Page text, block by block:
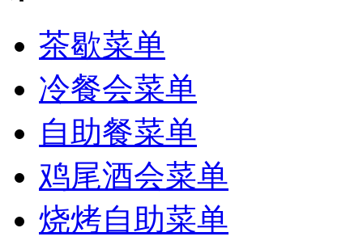
茶歇菜单
冷餐会菜单
自助餐菜单
鸡尾酒会菜单
烧烤自助菜单